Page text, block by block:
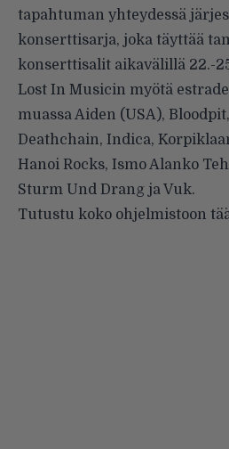
tapahtuman yhteydessä
konserttisarja, joka täyttää
konserttisalit aikavälillä 22.-
Lost In Musicin myötä
muassa Aiden (USA),
Deathchain, Indica,
Hanoi Rocks, Ismo Alanko
Sturm Und Drang ja Vuk.
Tutustu koko ohjelmistoon